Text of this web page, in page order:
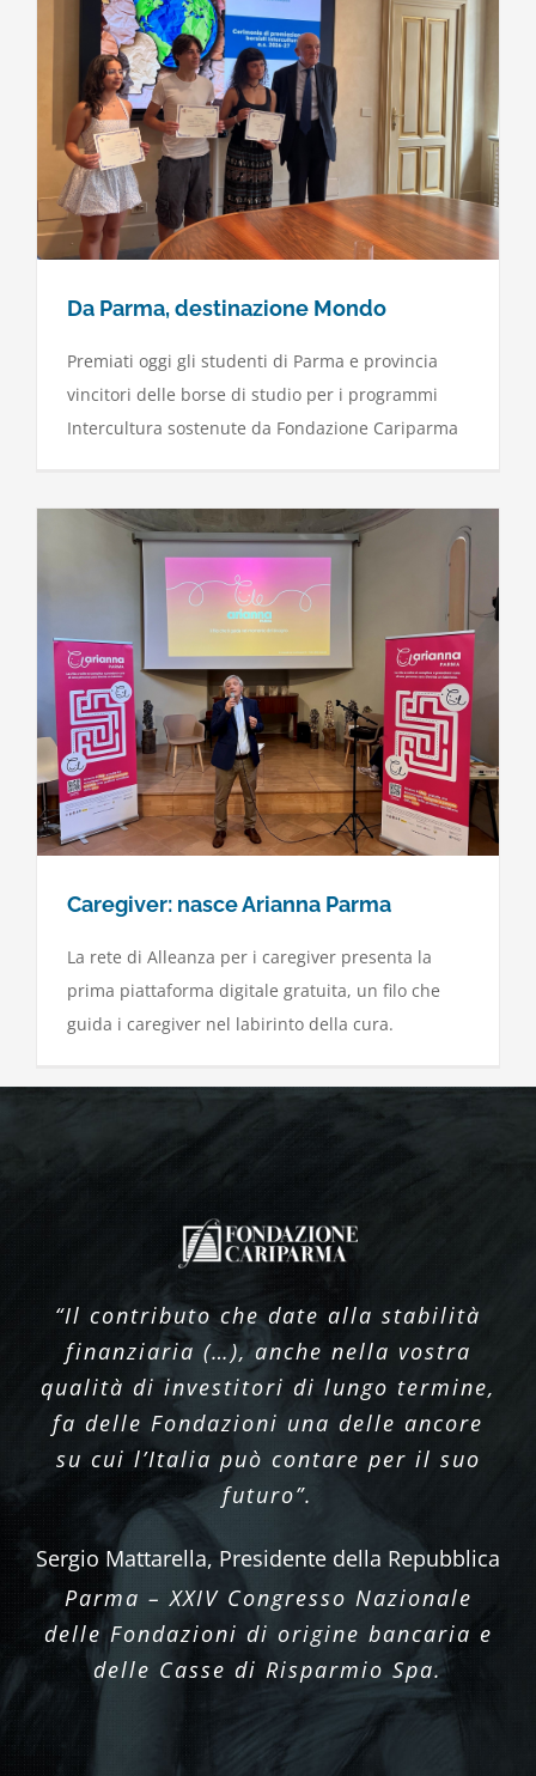
Da Parma, destinazione Mondo
Premiati oggi gli studenti di Parma e provincia
vincitori delle borse di studio per i programmi
Intercultura sostenute da Fondazione Cariparma
Caregiver: nasce Arianna Parma
La rete di Alleanza per i caregiver presenta la
prima piattaforma digitale gratuita, un filo che
guida i caregiver nel labirinto della cura.
“Il contributo che date alla stabilità
finanziaria (…), anche nella vostra
qualità di investitori di lungo termine,
fa delle Fondazioni una delle ancore
su cui l’Italia può contare per il suo
futuro”.
Sergio Mattarella, Presidente della Repubblica
Parma – XXIV Congresso Nazionale
delle Fondazioni di origine bancaria e
delle Casse di Risparmio Spa.